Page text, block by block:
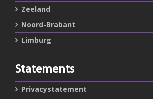
Zeeland
Noord-Brabant
Limburg
Statements
Privacystatement